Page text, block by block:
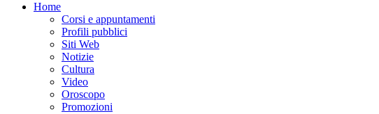
Home
Corsi e appuntamenti
Profili pubblici
Siti Web
Notizie
Cultura
Video
Oroscopo
Promozioni